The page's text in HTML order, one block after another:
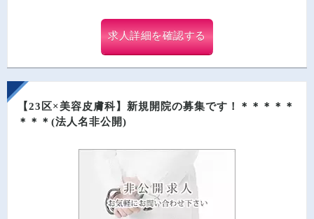
求人詳細を確認する
【23区×美容皮膚科】新規開院の募集です！＊＊＊＊＊
＊＊＊(法人名非公開)